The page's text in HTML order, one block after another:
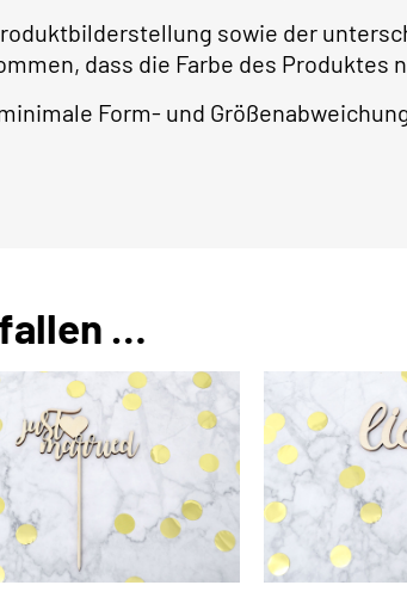
sowie der
dass die Farbe des
Form- und
…